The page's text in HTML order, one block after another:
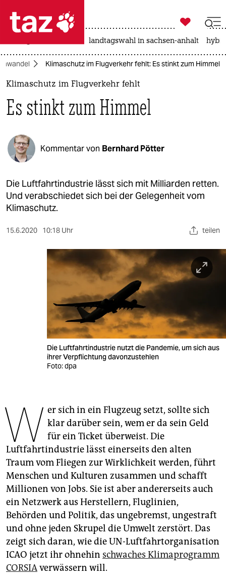
 taz zahl ich
taz zahl ich
politik
öko
gesellschaft
kultur
sport
berlin
veranstaltungen
abo
genossenschaft
epaper login

taz zahl ich
landtagswahl in sachsen-anhalt
Klimaschutz im Flugverkehr fehlt: Es stinkt zum Himmel
Klimaschutz im Flugverkehr fehlt
Es stinkt zum Himmel
Kommentar von Bernhard Pötter
Die Luftfahrtindustrie lässt sich mit Milliarden retten.
Und verabschiedet sich bei der Gelegenheit vom
Klimaschutz.
15.6.2020 10:18 Uhr teilen
Die Luftfahrtindustrie nutzt die Pandemie, um sich aus
ihrer Verpflichtung davonzustehlen
Foto: dpa
W er sich in ein Flugzeug setzt, sollte sich
klar darüber sein, wem er da sein Geld
für ein Ticket überweist. Die
Luftfahrtindustrie lässt einerseits den alten
Traum vom Fliegen zur Wirklichkeit werden, führt
Menschen und Kulturen zusammen und schafft
Millionen von Jobs. Sie ist aber andererseits auch
ein Netzwerk aus Herstellern, Fluglinien,
Behörden und Politik, das ungebremst, ungestraft
und ohne jeden Skrupel die Umwelt zerstört. Das
zeigt sich daran, wie die UN-Luftfahrtorganisation
ICAO jetzt ihr ohnehin schwaches Klimaprogramm
CORSIAverwässern will.